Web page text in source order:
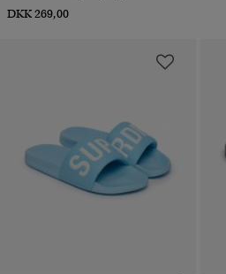
DKK 269,00